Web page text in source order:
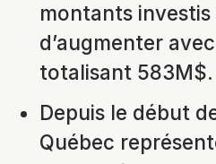
montants
d’augmenter
totalisant 583M$.
Depuis le début
Québec